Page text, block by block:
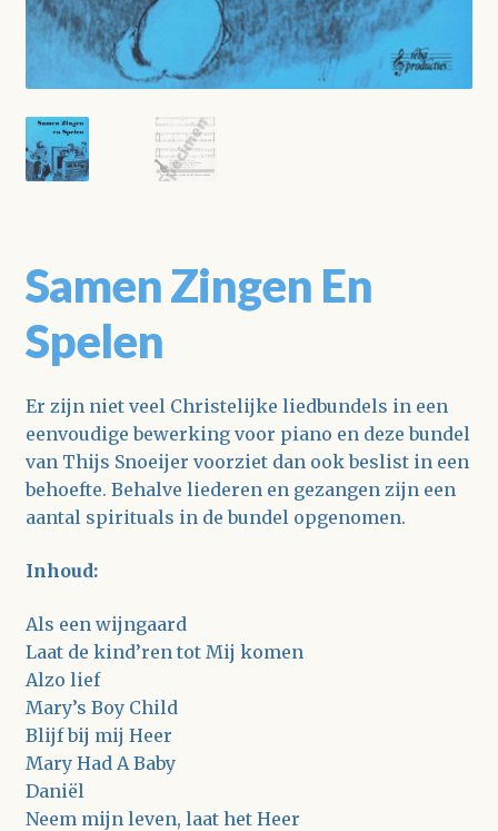
Samen Zingen En
Spelen
Er zijn niet veel Christelijke liedbundels in een
eenvoudige bewerking voor piano en deze bundel
van Thijs Snoeijer voorziet dan ook beslist in een
behoefte. Behalve liederen en gezangen zijn een
aantal spirituals in de bundel opgenomen.
Inhoud:
Als een wijngaard
Laat de kind’ren tot Mij komen
Alzo lief
Mary’s Boy Child
Blijf bij mij Heer
Mary Had A Baby
Daniël
Neem mijn leven, laat het Heer